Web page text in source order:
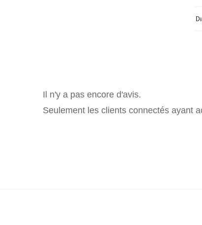
Il n'y a pas encore d'avis.
Seulement les clients connectés ayant